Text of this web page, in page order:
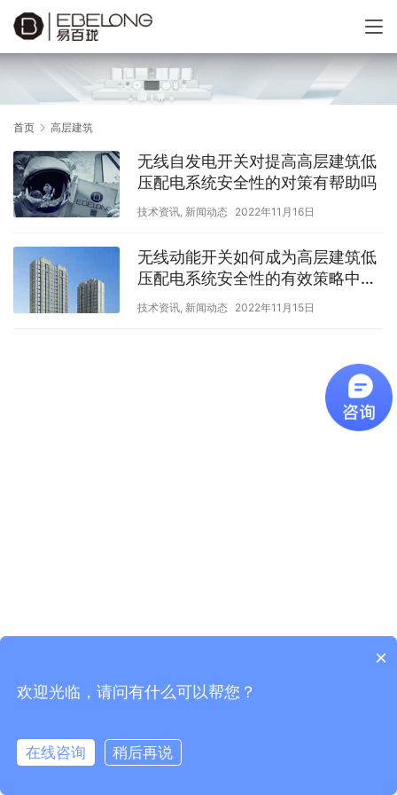
首页 高层建筑
无线自发电开关对提高高层建筑低
压配电系统安全性的对策有帮助吗
技术资讯, 新闻动态 2022年11月16日
无线动能开关如何成为高层建筑低
压配电系统安全性的有效策略中的
一份子
技术资讯, 新闻动态 2022年11月15日
×
欢迎光临，请问有什么可以帮您？
在线咨询 稍后再说